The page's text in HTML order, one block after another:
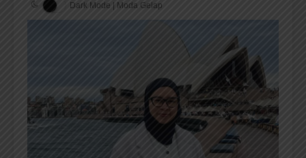
Dark Mode | Moda Gelap